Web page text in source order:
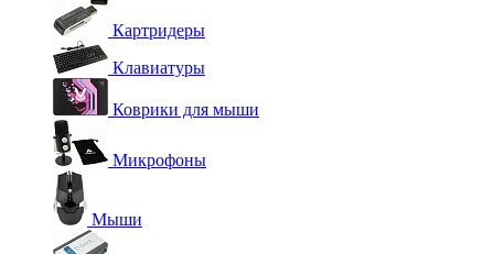
Картридеры
Клавиатуры
Коврики для мыши
Микрофоны
Мыши